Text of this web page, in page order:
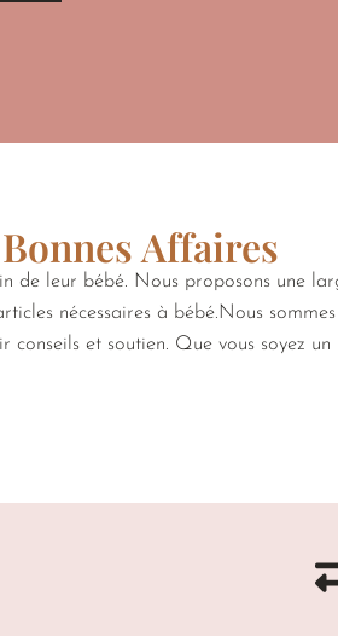
Affaires
de leur bébé. Nous proposons une
nécessaires à bébé.Nous
et soutien. Que vous soyez un